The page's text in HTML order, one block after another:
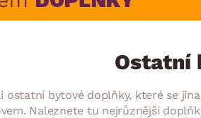
A VAŘENÍ DOMÁCÍ
Ostatní
bytové doplňky, které se
Naleznete tu nejrůznější